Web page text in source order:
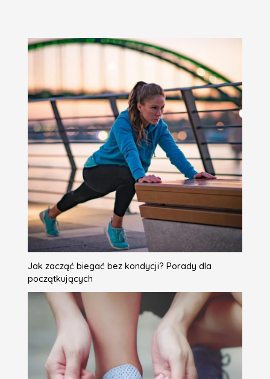
Jak zacząć biegać bez kondycji? Porady dla
początkujących